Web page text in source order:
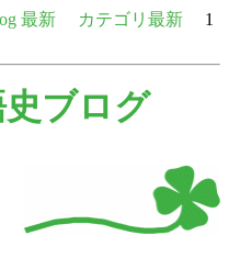
最新 カテゴリ最新 1
ブログ